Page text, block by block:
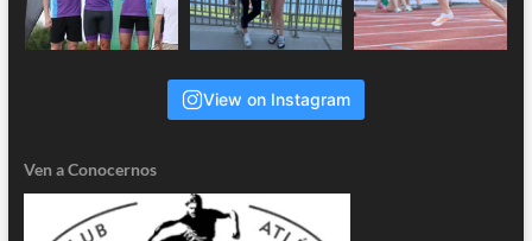
View on Instagram
Ven a Conocernos